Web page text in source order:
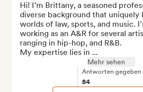
Hi! I’m Brittany, a seasoned
diverse background that uniquely
worlds of law, sports, and music.
working as an A&R for several
ranging in hip-hop, and R&B.
My expertise lies in ...
Mehr sehen
Antworten gegeben
84